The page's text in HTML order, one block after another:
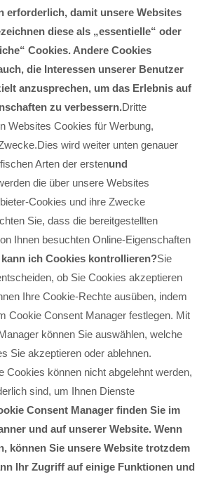
erforderlich, damit unsere Websites
diese als „essentielle“ oder
Cookies. Andere Cookies
die Interessen unserer Benutzer
anzusprechen, um das Erlebnis auf
zu verbessern.Dritte
Websites Cookies für Werbung,
Dies wird weiter unten genauer
Arten der erstenund
die über unsere Websites
Cookies und ihre Zwecke
Sie, dass die bereitgestellten
Ihnen besuchten Online-Eigenschaften
kann ich Cookies kontrollieren?Sie
ob Sie Cookies akzeptieren
Ihre Cookie-Rechte ausüben, indem
Cookie Consent Manager festlegen. Mit
können Sie auswählen, welche
Sie akzeptieren oder ablehnen.
Cookies können nicht abgelehnt werden,
sind, um Ihnen Dienste
Consent Manager finden Sie im
und auf unserer Website. Wenn
können Sie unsere Website trotzdem
Ihr Zugriff auf einige Funktionen und